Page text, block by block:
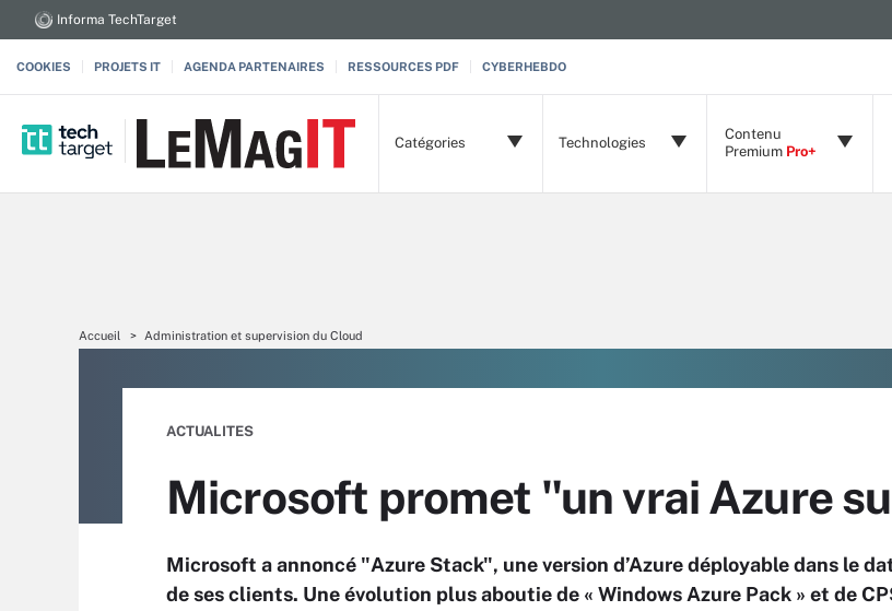
Informa TechTarget
COOKIES PROJETS IT AGENDA PARTENAIRES RESSOURCES PDF CYBERHEBDO
Catégories Technologies
Contenu
Premium Pro+
Accueil Administration et supervision du Cloud
ACTUALITES
Microsoft promet "un vrai Azure
Microsoft a annoncé "Azure Stack", une version d’Azure déployable dans le
de ses clients. Une évolution plus aboutie de « Windows Azure Pack » et de